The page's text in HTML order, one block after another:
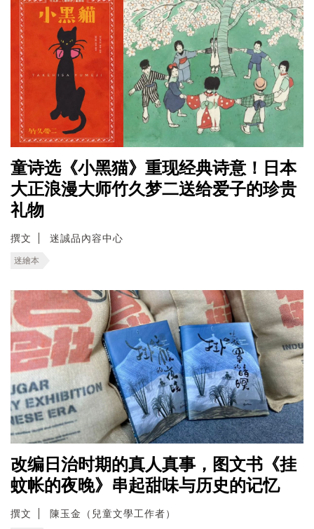
童诗选《小黑猫》重现经典诗意！日本
大正浪漫大师竹久梦二送给爱子的珍贵
礼物
撰文 迷誠品內容中心
迷繪本
改编日治时期的真人真事，图文书《挂
蚊帐的夜晚》串起甜味与历史的记忆
撰文 陳玉金（兒童文學工作者）